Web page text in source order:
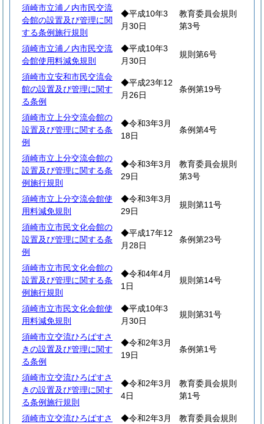
須崎市立浦ノ内市民交流
会館の設置及び管理に関
する条例施行規則
◆平成10年3
月30日
教育委員会規則
第3号
須崎市立浦ノ内市民交流
会館使用料減免規則
◆平成10年3
月30日
規則第6号
須崎市立安和市民交流会
館の設置及び管理に関す
る条例
◆平成23年12
月26日
条例第19号
須崎市立上分交流会館の
設置及び管理に関する条
例
◆令和3年3月
18日
条例第4号
須崎市立上分交流会館の
設置及び管理に関する条
例施行規則
◆令和3年3月
29日
教育委員会規則
第3号
須崎市立上分交流会館使
用料減免規則
◆令和3年3月
29日
規則第11号
須崎市立市民文化会館の
設置及び管理に関する条
例
◆平成17年12
月28日
条例第23号
須崎市立市民文化会館の
設置及び管理に関する条
例施行規則
◆令和4年4月
1日
規則第14号
須崎市立市民文化会館使
用料減免規則
◆平成10年3
月30日
規則第31号
須崎市立交流ひろばすさ
きの設置及び管理に関す
る条例
◆令和2年3月
19日
条例第1号
須崎市立交流ひろばすさ
きの設置及び管理に関す
る条例施行規則
◆令和2年3月
4日
教育委員会規則
第1号
須崎市立交流ひろばすさ
◆令和2年3月
教育委員会規則